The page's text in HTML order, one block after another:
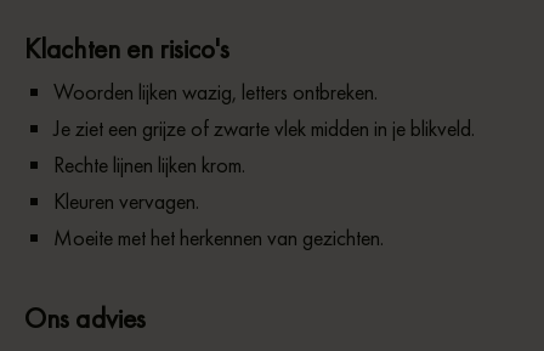
Klachten en risico's
Woorden lijken wazig, letters ontbreken.
Je ziet een grijze of zwarte vlek midden in je blikveld.
Rechte lijnen lijken krom.
Kleuren vervagen.
Moeite met het herkennen van gezichten.
Ons advies